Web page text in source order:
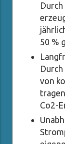
50 %
von
Co2-